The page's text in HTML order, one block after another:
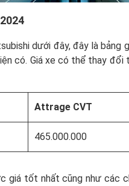
dưới đây, đây là
có. Giá xe có thể thay
Attrage CVT
465.000.000
tốt nhất cũng như các